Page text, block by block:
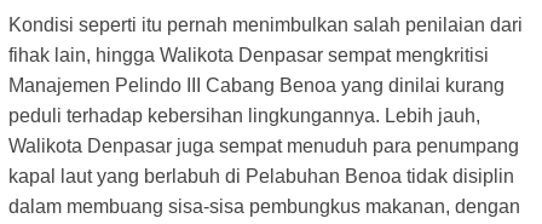
Kondisi seperti itu pernah menimbulkan salah penilaian dari
fihak lain, hingga Walikota Denpasar sempat mengkritisi
Manajemen Pelindo III Cabang Benoa yang dinilai kurang
peduli terhadap kebersihan lingkungannya. Lebih jauh,
Walikota Denpasar juga sempat menuduh para penumpang
kapal laut yang berlabuh di Pelabuhan Benoa tidak disiplin
dalam membuang sisa-sisa pembungkus makanan, dengan